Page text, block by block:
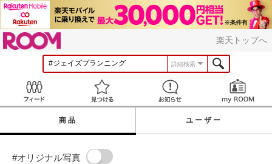
楽天トップへ
詳細検索
見つける お知らせ
商品 ユーザー
#オリジナル写真